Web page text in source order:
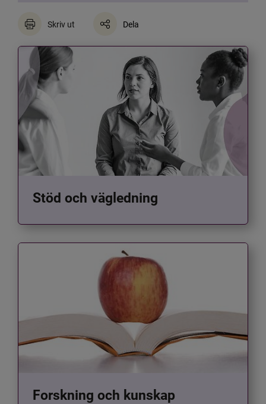
Skriv ut Dela
Stöd och vägledning
Forskning och kunskap